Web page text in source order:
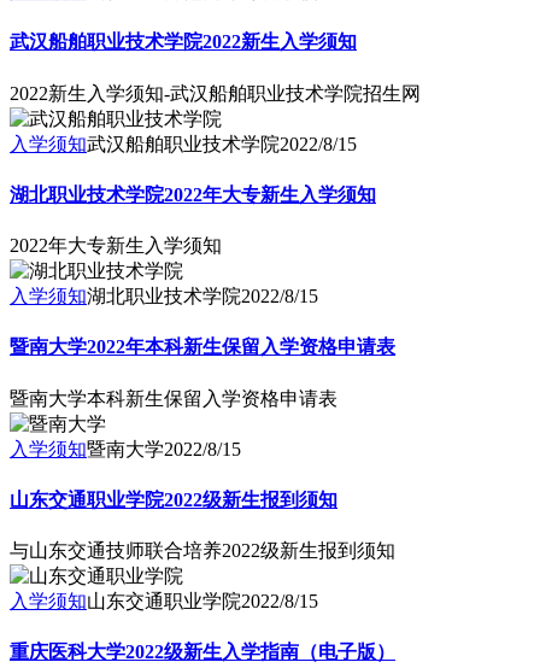
武汉船舶职业技术学院2022新生入学须知
2022新生入学须知-武汉船舶职业技术学院招生网
入学须知武汉船舶职业技术学院2022/8/15
湖北职业技术学院2022年大专新生入学须知
2022年大专新生入学须知
入学须知湖北职业技术学院2022/8/15
暨南大学2022年本科新生保留入学资格申请表
暨南大学本科新生保留入学资格申请表
入学须知暨南大学2022/8/15
山东交通职业学院2022级新生报到须知
与山东交通技师联合培养2022级新生报到须知
入学须知山东交通职业学院2022/8/15
重庆医科大学2022级新生入学指南（电子版）